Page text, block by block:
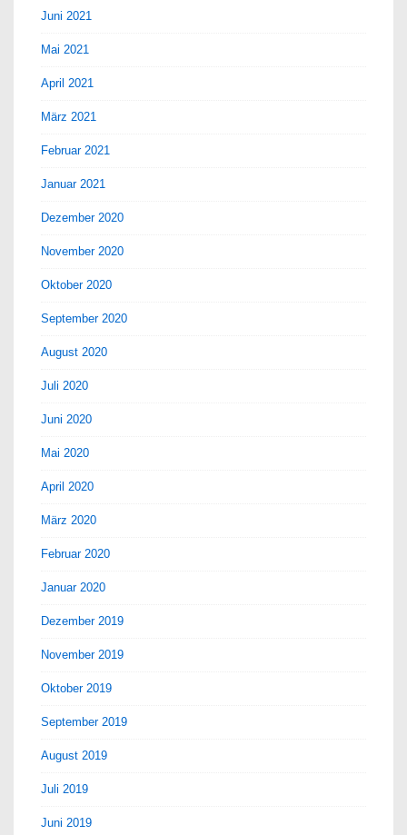
Juni 2021
Mai 2021
April 2021
März 2021
Februar 2021
Januar 2021
Dezember 2020
November 2020
Oktober 2020
September 2020
August 2020
Juli 2020
Juni 2020
Mai 2020
April 2020
März 2020
Februar 2020
Januar 2020
Dezember 2019
November 2019
Oktober 2019
September 2019
August 2019
Juli 2019
Juni 2019